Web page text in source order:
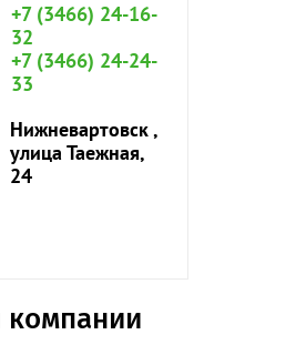
+7 (3466) 24-16-
32
+7 (3466) 24-24-
33
Нижневартовск ,
улица Таежная,
24
компании